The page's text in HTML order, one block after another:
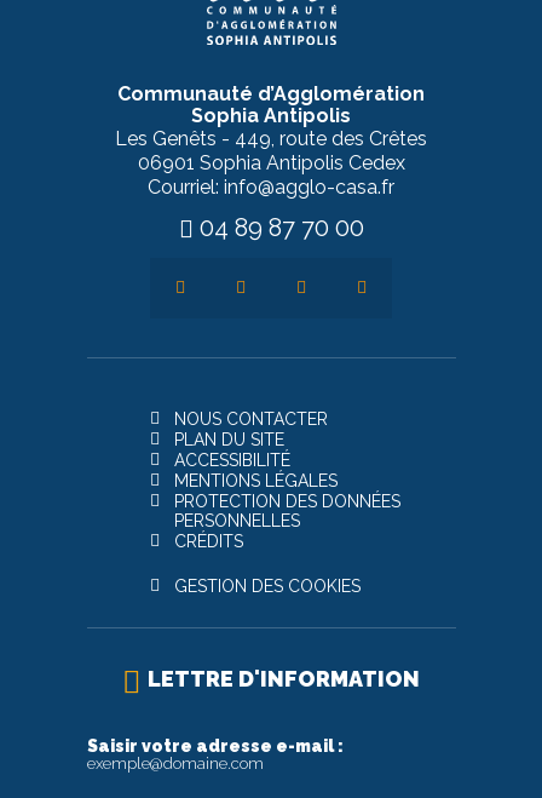
Communauté d’Agglomération
Sophia Antipolis
Les Genêts - 449, route des Crêtes
06901 Sophia Antipolis Cedex
Courriel: info@agglo-casa.fr
04 89 87 70 00
NOUS CONTACTER
PLAN DU SITE
ACCESSIBILITÉ
MENTIONS LÉGALES
PROTECTION DES DONNÉES
PERSONNELLES
CRÉDITS
GESTION DES COOKIES
LETTRE D'INFORMATION
Saisir votre adresse e-mail :
exemple@domaine.com